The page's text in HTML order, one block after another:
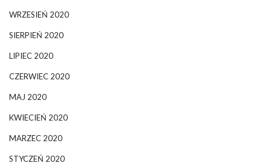
WRZESIEŃ 2020
SIERPIEŃ 2020
LIPIEC 2020
CZERWIEC 2020
MAJ 2020
KWIECIEŃ 2020
MARZEC 2020
STYCZEŃ 2020